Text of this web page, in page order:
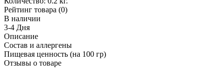
Рейтинг товара (0)
В наличии
3-4 Дня
Описание
Состав и аллергены
Пищевая ценность (на 100 гр)
Отзывы о товаре